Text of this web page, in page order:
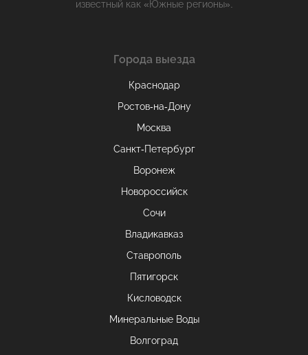
известный как «Южные регионы».
Города выезда
Краснодар
Ростов-на-Дону
Москва
Санкт-Петербург
Воронеж
Новороссийск
Сочи
Владикавказ
Ставрополь
Пятигорск
Кисловодск
Минеральные Воды
Волгоград